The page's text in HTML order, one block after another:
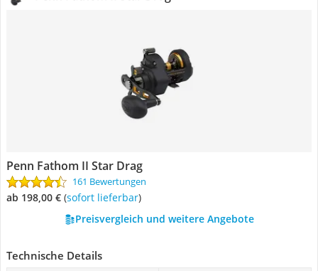
Penn Fathom II Star Drag
161 Bewertungen
ab 198,00 € ( Sofort lieferbar)
Preisvergleich und weitere Angebote
Technische Details